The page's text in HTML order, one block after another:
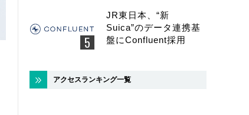
JR東日本、“新
Suica”のデータ連携基
盤にConfluent採用
アクセスランキング一覧